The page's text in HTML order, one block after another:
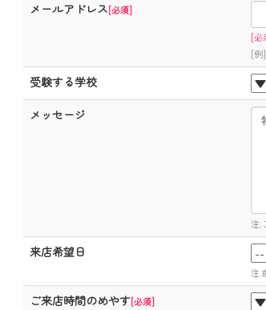
メールアドレス[必須]
[必
[例
受験する学校
メッセージ
注.
来店希望日
注.
ご来店時間のめやす[必須]